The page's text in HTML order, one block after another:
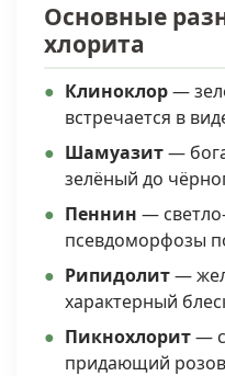
Основные
хлорита
Клиноклор—
встречается в
Шамуазит—
зелёный до
Пеннин —
псевдоморфозы
Рипидолит—
характерный
Пикнохлорит—
придающий